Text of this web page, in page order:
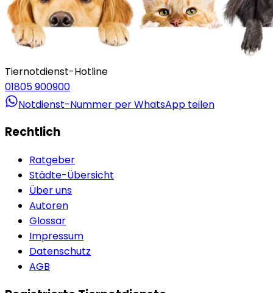
Tiernotdienst-Hotline
01805 900900
Notdienst-Nummer per WhatsApp teilen
Rechtlich
Ratgeber
Städte-Übersicht
Über uns
Autoren
Glossar
Impressum
Datenschutz
AGB